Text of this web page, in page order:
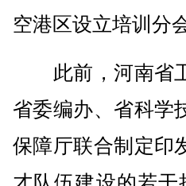
空港区设立培训分
此前，河南省卫
省委编办、省科学
保障厅联合制定印